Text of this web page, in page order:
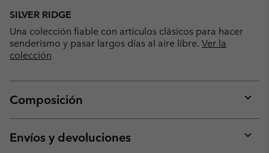
SILVER RIDGE
Una colección fiable con artículos clásicos para hacer
senderismo y pasar largos días al aire libre. Ver la
colección
Composición
or
Envíos y devoluciones